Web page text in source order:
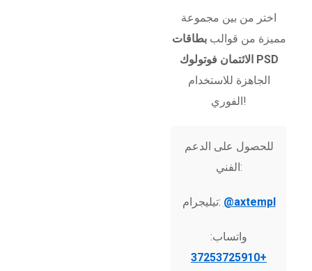
اختر من بين مجموعة
مميزة من قوالببطاقات
الائتمان فوتولوك PSD
الجاهزة للاستخدام
الفوري!
للحصول على الدعم
الفني:
تيليجرام: @axtempl
واتساب:
+37253725910